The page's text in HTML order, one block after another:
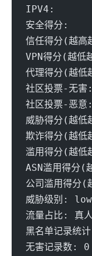
IPV4:
安全得分:
信任得分(越
VPN得分(越
代理得分(越
社区投票-无
社区投票-恶
威胁得分(越
欺诈得分(越
滥用得分(越
ASN滥用得
公司滥用得
威胁级别:
流量占比: 真
黑名单记录统
无害记录数